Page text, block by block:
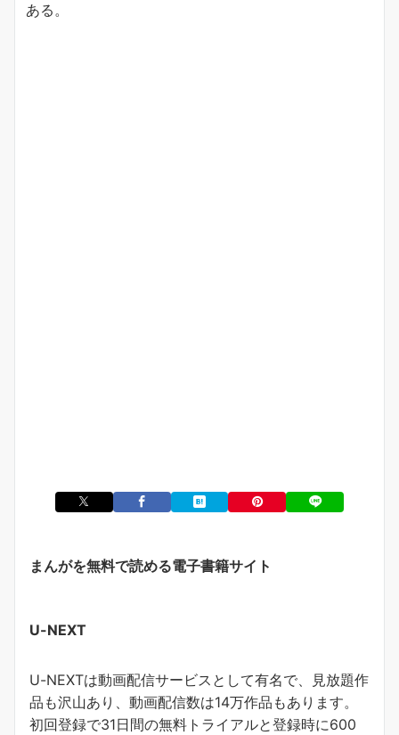
ある。
まんがを無料で読める電子書籍サイト
U-NEXT
U-NEXTは動画配信サービスとして有名で、見放題作
品も沢山あり、動画配信数は14万作品もあります。
初回登録で31日間の無料トライアルと登録時に600